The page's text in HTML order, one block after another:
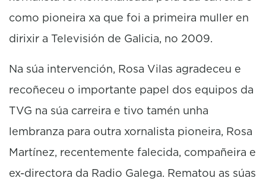
como pioneira xa que foi a primeira muller en
dirixir a Televisión de Galicia, no 2009.
Na súa intervención, Rosa Vilas agradeceu e
recoñeceu o importante papel dos equipos da
TVG na súa carreira e tivo tamén unha
lembranza para outra xornalista pioneira, Rosa
Martínez, recentemente falecida, compañeira e
ex-directora da Radio Galega. Rematou as súas